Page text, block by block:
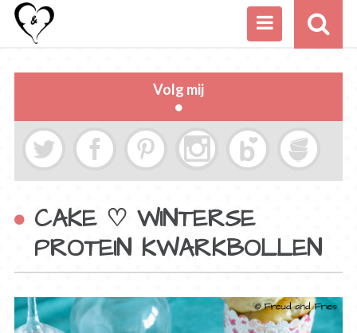
Volg mij
CAKE ♡ WINTERSE
PROTEIN KWARKBOLLEN